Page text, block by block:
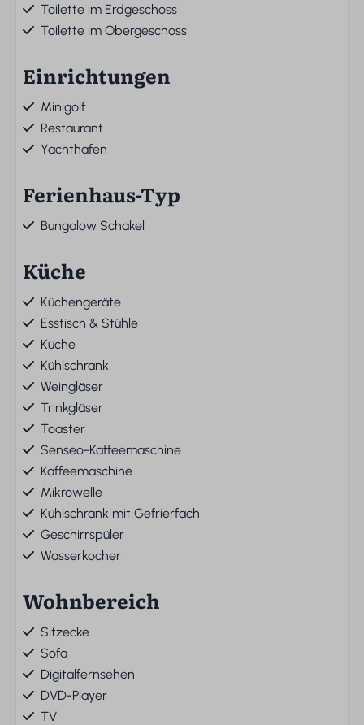
Toilette im Erdgeschoss
Toilette im Obergeschoss
Einrichtungen
Minigolf
Restaurant
Yachthafen
Ferienhaus-Typ
Bungalow Schakel
Küche
Küchengeräte
Esstisch & Stühle
Küche
Kühlschrank
Weingläser
Trinkgläser
Toaster
Senseo-Kaffeemaschine
Kaffeemaschine
Mikrowelle
Kühlschrank mit Gefrierfach
Geschirrspüler
Wasserkocher
Wohnbereich
Sitzecke
Sofa
Digitalfernsehen
DVD-Player
TV